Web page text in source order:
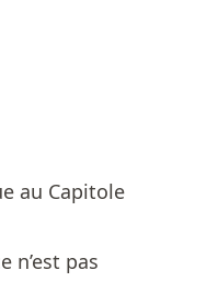
au Capitole
n’est pas